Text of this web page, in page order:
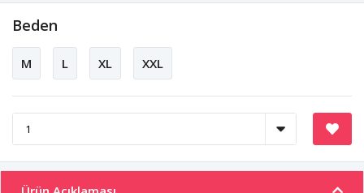
Beden
M L XL XXL